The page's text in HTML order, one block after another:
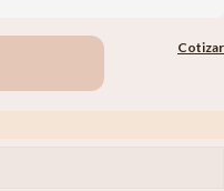
Cotizar